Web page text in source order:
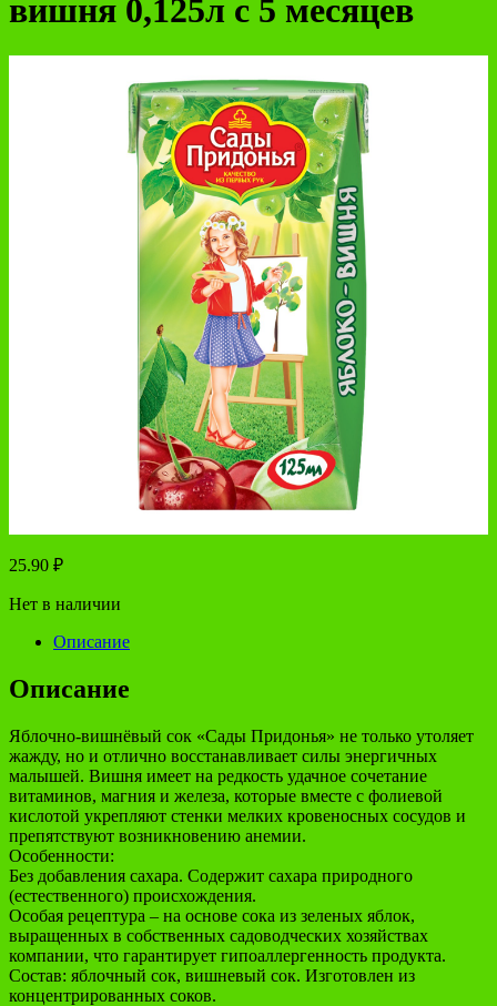
вишня 0,125л с 5 месяцев
25.90 ₽
Нет в наличии
Описание
Описание
Яблочно-вишнёвый сок «Сады Придонья» не только утоляет
жажду, но и отлично восстанавливает силы энергичных
малышей. Вишня имеет на редкость удачное сочетание
витаминов, магния и железа, которые вместе с фолиевой
кислотой укрепляют стенки мелких кровеносных сосудов и
препятствуют возникновению анемии.
Особенности:
Без добавления сахара. Содержит сахара природного
(естественного) происхождения.
Особая рецептура – на основе сока из зеленых яблок,
выращенных в собственных садоводческих хозяйствах
компании, что гарантирует гипоаллергенность продукта.
Состав: яблочный сок, вишневый сок. Изготовлен из
концентрированных соков.